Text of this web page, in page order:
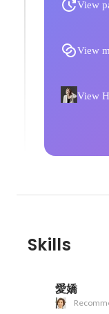
View
View
View
Skills
愛嬌